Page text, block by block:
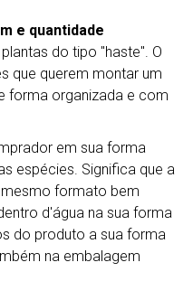
e quantidade
do tipo "haste". O
que querem montar um
forma organizada e com
em sua forma
espécies. Significa que a
formato bem
d'água na sua forma
do produto a sua forma
na embalagem